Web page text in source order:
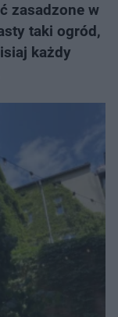
zasadzone w
taki ogród,
każdy